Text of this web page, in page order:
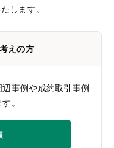
します。
えの方
事例や成約取引事例
。